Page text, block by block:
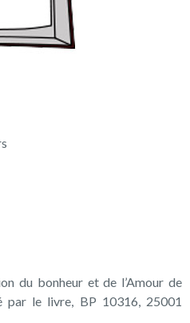
du bonheur et de l’Amour de
par le livre, BP 10316, 25001